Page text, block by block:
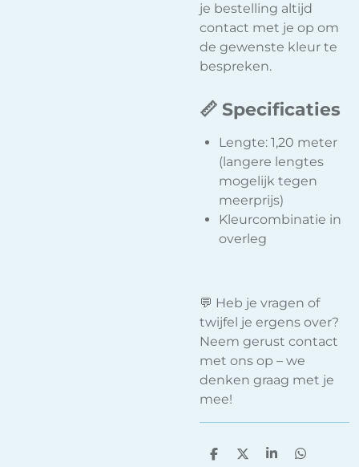
je bestelling altijd
contact met je op om
de gewenste kleur te
bespreken.
📏 Specificaties
Lengte: 1,20 meter
(langere lengtes
mogelijk tegen
meerprijs)
Kleurcombinatie in
overleg
💬 Heb je vragen of
twijfel je ergens over?
Neem gerust contact
met ons op – we
denken graag met je
mee!
D
D
S
D